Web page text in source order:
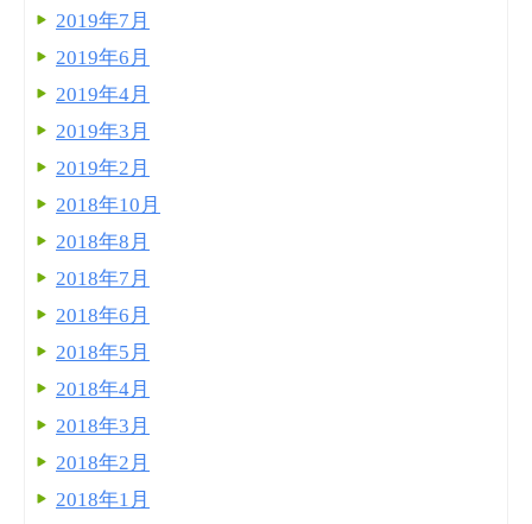
2019年7月
2019年6月
2019年4月
2019年3月
2019年2月
2018年10月
2018年8月
2018年7月
2018年6月
2018年5月
2018年4月
2018年3月
2018年2月
2018年1月